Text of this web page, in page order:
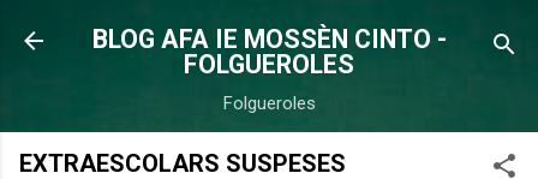
Salta al contingut principal
BLOG AFA IE MOSSÈN CINTO -
FOLGUEROLES
Folgueroles
EXTRAESCOLARS SUSPESES